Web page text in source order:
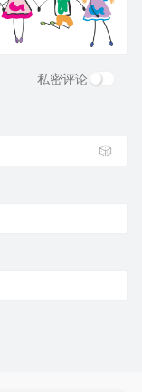
私密评论
🎲